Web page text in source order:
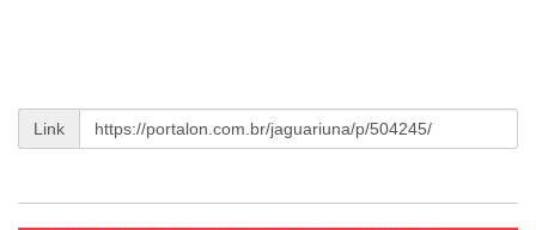
Link